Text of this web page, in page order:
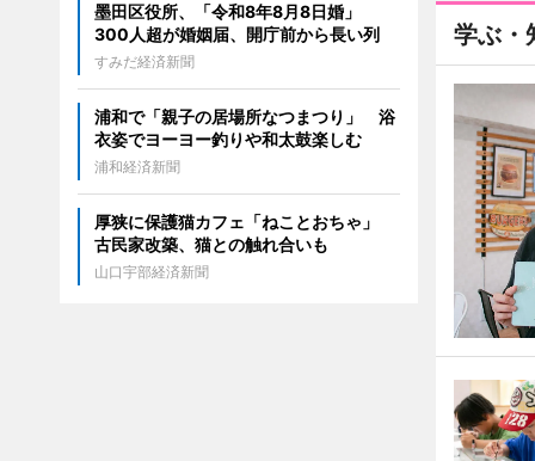
学ぶ・
墨田区役所、「令和8年8月8日婚」
300人超が婚姻届、開庁前から長い列
すみだ経済新聞
浦和で「親子の居場所なつまつり」 浴
衣姿でヨーヨー釣りや和太鼓楽しむ
浦和経済新聞
厚狭に保護猫カフェ「ねことおちゃ」
古民家改築、猫との触れ合いも
山口宇部経済新聞